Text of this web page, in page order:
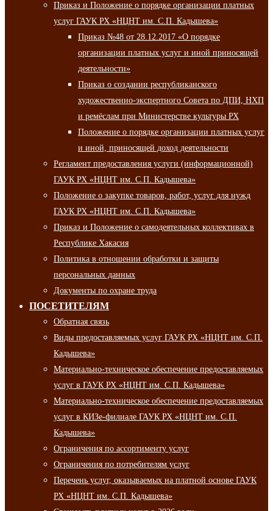
Приказ и Положение о порядке организации платных
услуг ГАУК РХ «НЦНТ им. С.П. Кадышева»
Приказ №48 от 28.12.2017 «О порядке
организации платных услуг и иной приносящей
деятельности»
Приказ о создании республиканского
художественно-экспертного Совета по ДПИ, НХП
и ремёслам при Министерстве культуры РХ
Положение о порядке организации платных услуг
и иной, приносящей доход деятельности
Регламент предоставления услуги (информационной)
ГАУК РХ «НЦНТ им. С.П. Кадышева»
Положение о закупке товаров, работ, услуг для нужд
ГАУК РХ «НЦНТ им. С.П. Кадышева»
Приказ и Положение о самодеятельных коллективах в
Республике Хакасия
Политика в отношении обработки и защиты
персональных данных
Документы по охране труда
ПОСЕТИТЕЛЯМ
Обратная связь
Виды предоставляемых услуг ГАУК РХ «НЦНТ им. С.П.
Кадышева»
Материально-техническое обеспечение предоставляемых
услуг в ГАУК РХ «НЦНТ им. С.П. Кадышева»
Материально-техническое обеспечение предоставляемых
услуг в КИЗе-филиале ГАУК РХ «НЦНТ им. С.П.
Кадышева»
Ограничения по ассортименту услуг
Ограничения по потребителям услуг
Перечень услуг, оказываемых на платной основе ГАУК
РХ «НЦНТ им. С.П. Кадышева»